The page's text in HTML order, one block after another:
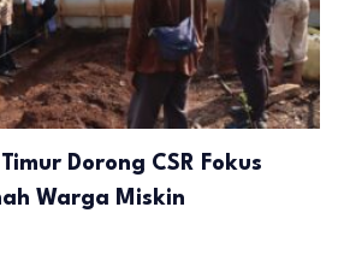
Dorong CSR Fokus
Warga Miskin